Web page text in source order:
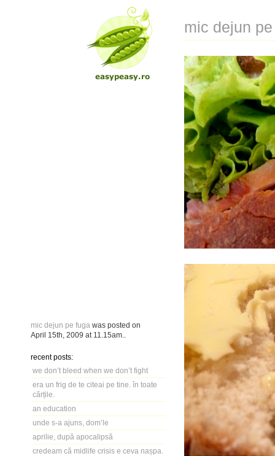
mic dejun pe fuga was posted on
April 15th, 2009 at 11.15am
recent posts:
we don’t bleed when we don’t fight
era un frig de te citeai pe tine. în toate
cărțile.
an education
unde s-a ajuns, dom’le
aprilie, după apocalipsă
credeam că midlife crisis e ceva nașpa.
mic dejun